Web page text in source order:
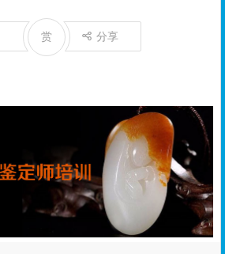
分享
赏